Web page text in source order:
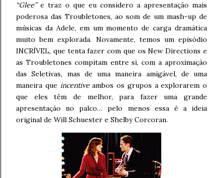
“Glee”e traz o que eu considero a apresentação mais
poderosa das Troubletones, ao som de um mash-up de
músicas da Adele, em um momento de carga dramática
muito bem explorada. Novamente, temos um episódio
INCRÍVEL, que tenta fazer com que os New Directions e
as Troubletones compitam entre si, com a aproximação
das Seletivas, mas de uma maneira amigável, de uma
maneira que incentiveambos os grupos a explorarem o
que eles têm de melhor, para fazer uma grande
apresentação no palco… pelo menos essa é a ideia
original de Will Schuester e Shelby Corcoran.